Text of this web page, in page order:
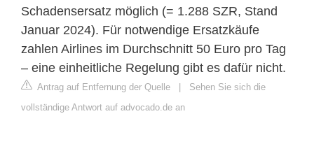
Schadensersatz möglich (= 1.288 SZR, Stand
Januar 2024). Für notwendige Ersatzkäufe
zahlen Airlines im Durchschnitt 50 Euro pro Tag
– eine einheitliche Regelung gibt es dafür nicht.
Antrag auf Entfernung der Quelle | Sehen Sie sich die
vollständige Antwort auf advocado.de an